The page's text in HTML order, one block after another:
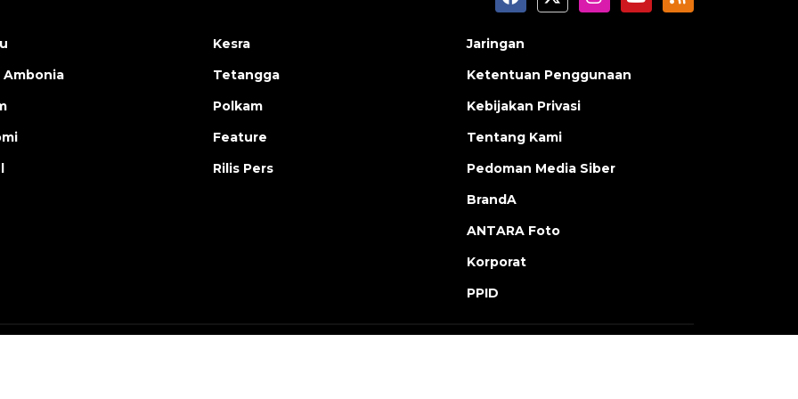
Kesra
Tetangga
Polkam
Feature
Rilis Pers
Jaringan
Ketentuan Penggunaan
Kebijakan Privasi
Tentang Kami
Pedoman Media Siber
BrandA
ANTARA Foto
Korporat
PPID